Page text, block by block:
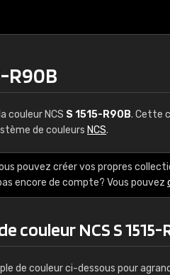
R90B
couleur NCS S 1515-R90B. Cette
de couleurs NCS.
pouvez créer vos propres
encore de compte? Vous pouvez
couleur NCS S 1515-
de couleur ci-dessous pour